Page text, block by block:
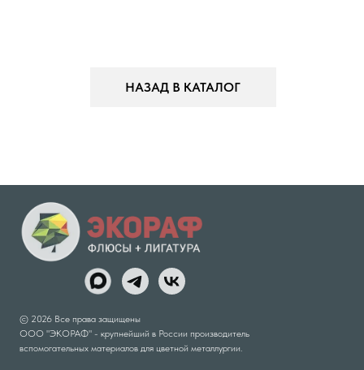
НАЗАД В КАТАЛОГ
© 2026 Все права защищены
ООО "ЭКОРАФ" - крупнейший в России производитель
вспомогательных материалов для цветной металлургии.